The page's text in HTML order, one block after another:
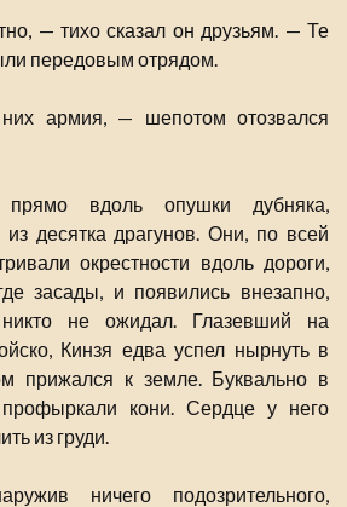
— тихо сказал он друзьям. — Те
передовым отрядом.
армия, — шепотом отозвался
прямо вдоль опушки дубняка,
из десятка драгунов. Они, по всей
окрестности вдоль дороги,
засады, и появились внезапно,
не ожидал. Глазевший на
Кинзя едва успел нырнуть в
прижался к земле. Буквально в
профыркали кони. Сердце у него
из груди.
ничего подозрительного,